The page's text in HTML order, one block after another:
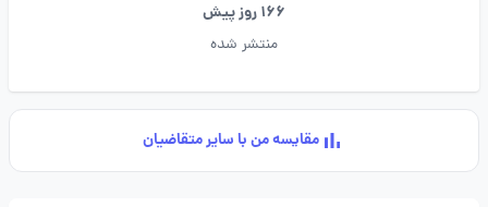
166 روز پیش
منتشر شده
مقایسه من با سایر متقاضیان